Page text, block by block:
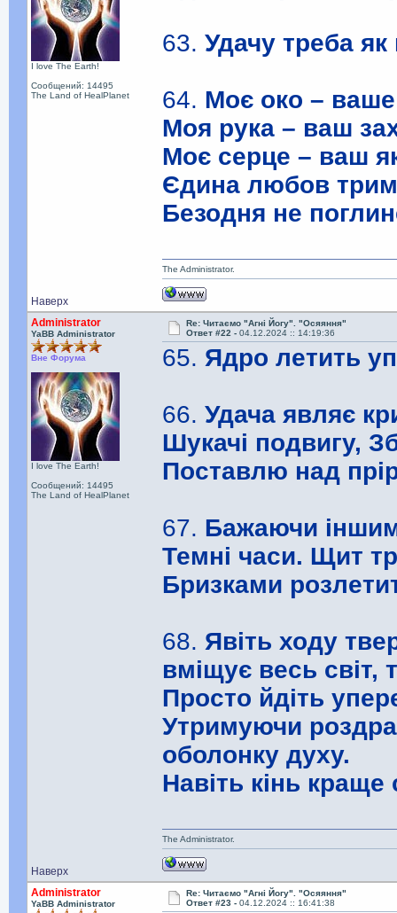
I love The Earth!
Сообщений: 14495
The Land of HealPlanet
63.Удачу треба як
64. Моє око – ваше
Моя рука – ваш
Моє серце – ваш
Єдина любов
Безодня не
Наверх
The Administrator.
Administrator
YaBB Administrator
Вне Форума
I love The Earth!
Сообщений: 14495
The Land of HealPlanet
Re: Читаємо "Агні Йогу". "Осяяння"
Ответ #22 -04.12.2024 :: 14:19:36
65. Ядро летить
66.Удача являє
Шукачі подвигу,
Поставлю над
67. Бажаючи
Темні часи. Щит
Бризками
68. Явіть ходу
вміщує весь світ,
Просто йдіть
Утримуючи
оболонку духу.
Навіть кінь краще
Наверх
The Administrator.
Administrator
YaBB Administrator
Re: Читаємо "Агні Йогу". "Осяяння"
Ответ #23 -04.12.2024 :: 16:41:38